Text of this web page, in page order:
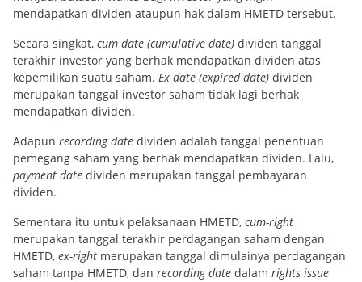
mendapatkan dividen ataupun hak dalam HMETD tersebut.
Secara singkat, cum date (cumulative date) dividen tanggal
terakhir investor yang berhak mendapatkan dividen atas
kepemilikan suatu saham. Ex date (expired date) dividen
merupakan tanggal investor saham tidak lagi berhak
mendapatkan dividen.
Adapun recording date dividen adalah tanggal penentuan
pemegang saham yang berhak mendapatkan dividen. Lalu,
payment date dividen merupakan tanggal pembayaran
dividen.
Sementara itu untuk pelaksanaan HMETD, cum-right
merupakan tanggal terakhir perdagangan saham dengan
HMETD, ex-right merupakan tanggal dimulainya perdagangan
saham tanpa HMETD, dan recording date dalam rights issue